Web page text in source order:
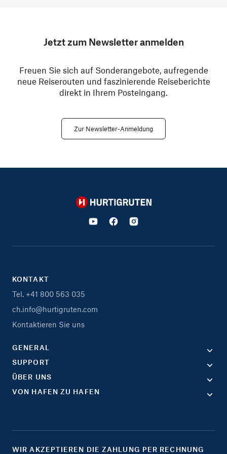
Jetzt zum Newsletter anmelden
Freuen Sie sich auf Sonderangebote, aufregende
neue Reiserouten und faszinierende Reiseberichte
direkt in Ihrem Posteingang.
Zur Newsletter-Anmeldung
Hurtigruten
KONTAKT
Tel. +41 800 563 035
ch.info@hurtigruten.com
Kontaktieren Sie uns
GENERAL
SUPPORT
ÜBER UNS
VON HAFEN ZU HAFEN
WIR AKZEPTIEREN DIE ZAHLUNG PER RECHNUNG